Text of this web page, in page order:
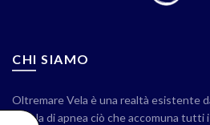
CHI SIAMO
Oltremare Vela è una realtà esistente
scuola di apnea ciò che accomuna tutti